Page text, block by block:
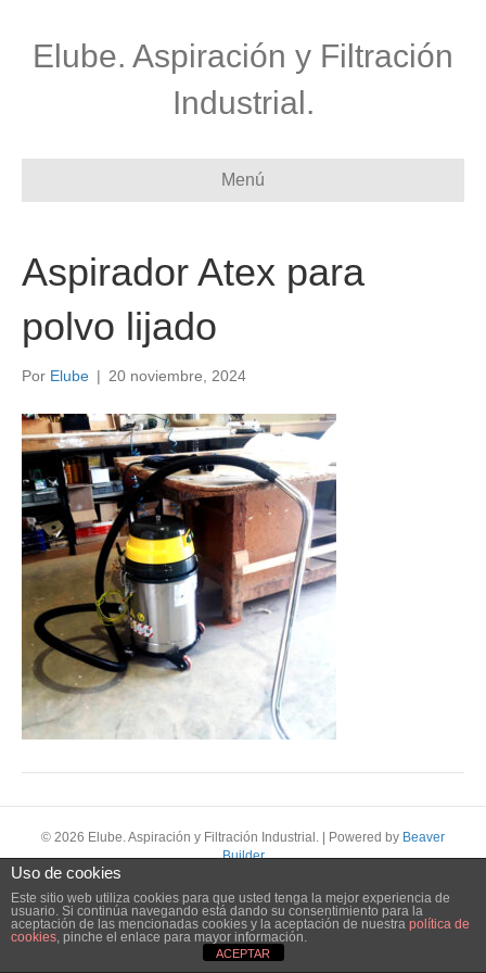
Elube. Aspiración y Filtración
Industrial.
Menú
Aspirador Atex para
polvo lijado
Por Elube | 20 noviembre, 2024
© 2026 Elube. Aspiración y Filtración Industrial. Powered by Beaver
Builder
Uso de cookies
Este sitio web utiliza cookies para que usted tenga la mejor experiencia de
usuario. Si continúa navegando está dando su consentimiento para la
aceptación de las mencionadas cookies y la aceptación de nuestra política de
cookies, pinche el enlace para mayor información.
ACEPTAR